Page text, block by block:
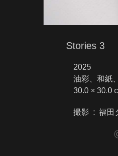
Stories 3
2025
油彩、和紙
30.0 × 30.0
撮影 : 福田